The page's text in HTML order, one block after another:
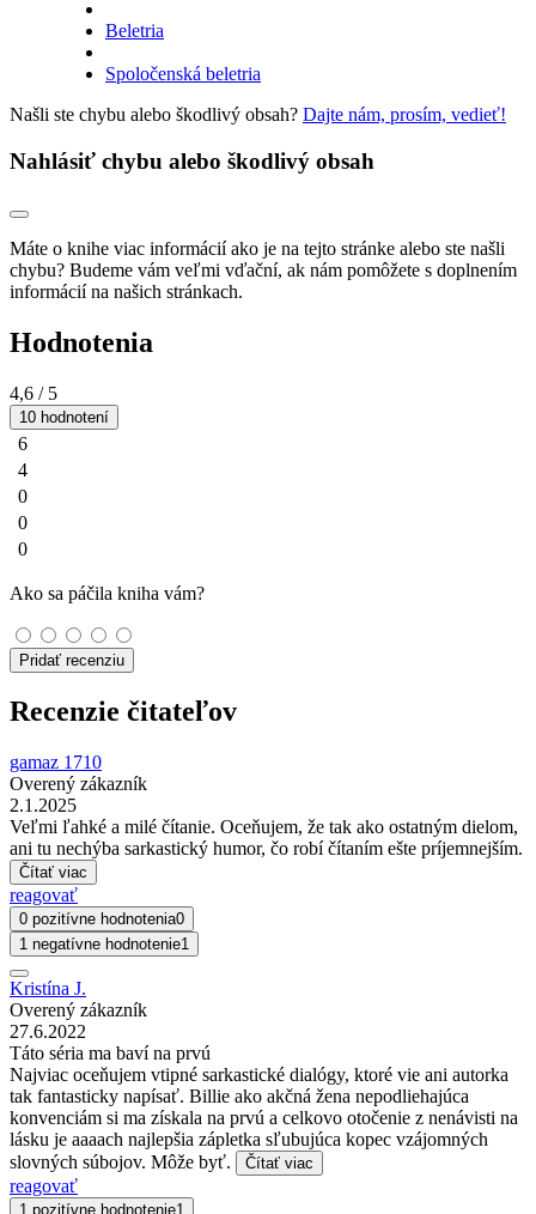
Beletria
Spoločenská beletria
Našli ste chybu alebo škodlivý obsah? Dajte nám, prosím, vedieť!
Nahlásiť chybu alebo škodlivý obsah
Máte o knihe viac informácií ako je na tejto stránke alebo ste našli
chybu? Budeme vám veľmi vďační, ak nám pomôžete s doplnením
informácií na našich stránkach.
Hodnotenia
4,6 / 5
10 hodnotení
6
4
0
0
0
Ako sa páčila kniha vám?
Pridať recenziu
Recenzie čitateľov
gamaz 1710
Overený zákazník
2.1.2025
Veľmi ľahké a milé čítanie. Oceňujem, že tak ako ostatným dielom,
ani tu nechýba sarkastický humor, čo robí čítaním ešte príjemnejším.
Čítať viac
reagovať
0 pozitívne hodnotenia0
1 negatívne hodnotenie1
Kristína J.
Overený zákazník
27.6.2022
Táto séria ma baví na prvú
Najviac oceňujem vtipné sarkastické dialógy, ktoré vie ani autorka
tak fantasticky napísať. Billie ako akčná žena nepodliehajúca
konvenciám si ma získala na prvú a celkovo otočenie z nenávisti na
lásku je aaaach najlepšia zápletka sľubujúca kopec vzájomných
slovných súbojov. Môže byť.
Čítať viac
reagovať
1 pozitívne hodnotenie1